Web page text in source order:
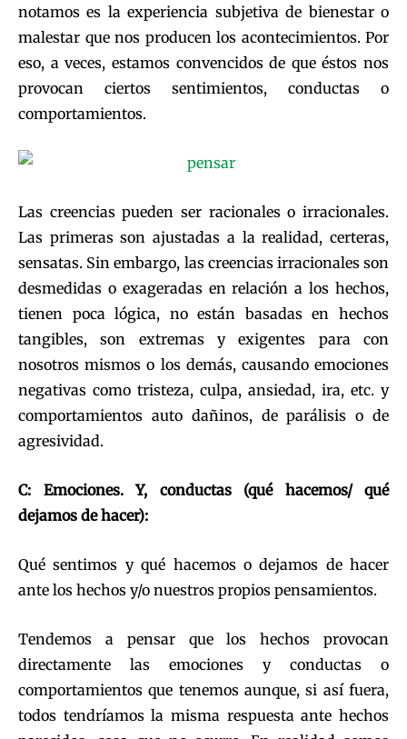
notamos es la experiencia subjetiva de bienestar o
malestar que nos producen los acontecimientos. Por
eso, a veces, estamos convencidos de que éstos nos
provocan ciertos sentimientos, conductas o
comportamientos.
Las creencias pueden ser racionales o irracionales.
Las primeras son ajustadas a la realidad, certeras,
sensatas. Sin embargo, las creencias irracionales son
desmedidas o exageradas en relación a los hechos,
tienen poca lógica, no están basadas en hechos
tangibles, son extremas y exigentes para con
nosotros mismos o los demás, causando emociones
negativas como tristeza, culpa, ansiedad, ira, etc. y
comportamientos auto dañinos, de parálisis o de
agresividad.
C: Emociones. Y, conductas (qué hacemos/ qué
dejamos de hacer):
Qué sentimos y qué hacemos o dejamos de hacer
ante los hechos y/o nuestros propios pensamientos.
Tendemos a pensar que los hechos provocan
directamente las emociones y conductas o
comportamientos que tenemos aunque, si así fuera,
todos tendríamos la misma respuesta ante hechos